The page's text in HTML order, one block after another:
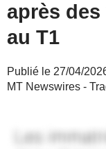
après
au T1
Publié le 27/04/
MT Newswires -